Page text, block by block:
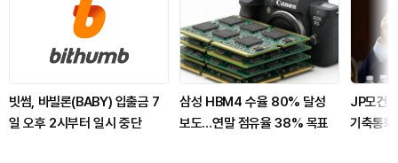
빗썸, 바빌론(BABY) 입출금 7
일 오후 2시부터 일시 중단
삼성 HBM4 수율 80% 달성
보도…연말 점유율 38% 목표
JP모건
기축통